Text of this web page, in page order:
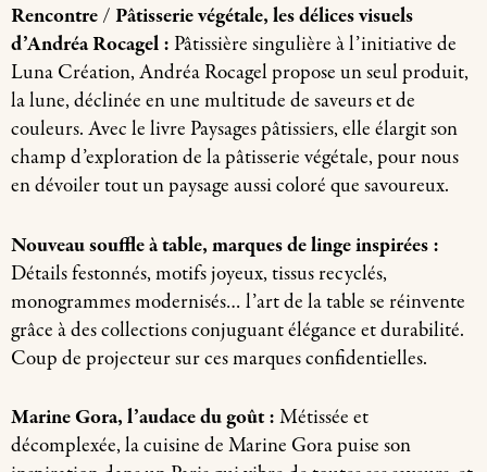
Rencontre / Pâtisserie végétale, les délices visuels
d’Andréa Rocagel :Pâtissière singulière à l’initiative de
Luna Création, Andréa Rocagel propose un seul produit,
la lune, déclinée en une multitude de saveurs et de
couleurs. Avec le livre Paysages pâtissiers, elle élargit son
champ d’exploration de la pâtisserie végétale, pour nous
en dévoiler tout un paysage aussi coloré que savoureux.
Nouveau souffle à table, marques de linge inspirées :
Détails festonnés, motifs joyeux, tissus recyclés,
monogrammes modernisés… l’art de la table se réinvente
grâce à des collections conjuguant élégance et durabilité.
Coup de projecteur sur ces marques confidentielles.
Marine Gora, l’audace du goût :Métissée et
décomplexée, la cuisine de Marine Gora puise son